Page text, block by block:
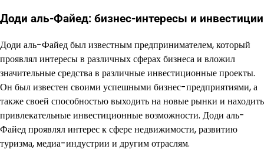
Доди аль-Файед: бизнес-интересы и инвестиции
Доди аль-Файед был известным предпринимателем, который
проявлял интересы в различных сферах бизнеса и вложил
значительные средства в различные инвестиционные проекты.
Он был известен своими успешными бизнес-предприятиями, а
также своей способностью выходить на новые рынки и находить
привлекательные инвестиционные возможности. Доди аль-
Файед проявлял интерес к сфере недвижимости, развитию
туризма, медиа-индустрии и другим отраслям.